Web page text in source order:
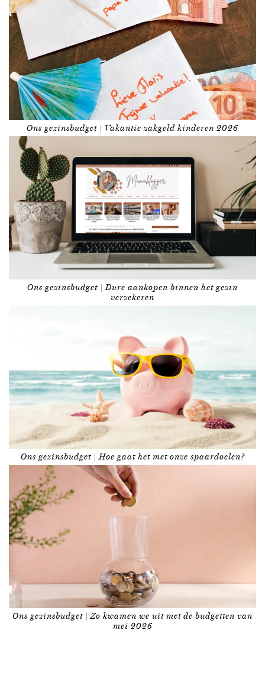
Ons gezinsbudget | Vakantie zakgeld kinderen 2026
Ons gezinsbudget | Dure aankopen binnen het gezin
verzekeren
Ons gezinsbudget | Hoe gaat het met onze spaardoelen?
Ons gezinsbudget | Zo kwamen we uit met de budgetten van
mei 2026